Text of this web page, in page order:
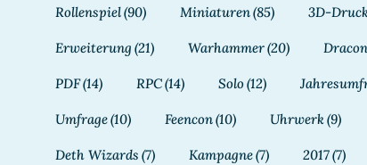
Rollenspiel(90) Miniaturen(85) 3D-
Erweiterung (21) Warhammer(20) Dracon
PDF(14) RPC(14) Solo(12)
Umfrage(10) Feencon(10) Uhrwerk(9)
Deth Wizards (7) Kampagne(7) 2017(7)